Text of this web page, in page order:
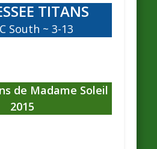
TITANS
South ~ 3-13
de Madame Soleil
2015